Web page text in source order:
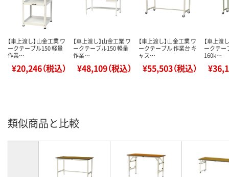
【車上渡し】山金工業 ワ
ークテーブル150 軽量
作業…
¥20,246（税込）
【車上渡し】山金工業 ワ
ークテーブル150 軽量
作業…
¥48,109（税込）
【車上渡し】山金工業 ワ
ークテーブル 作業台 キ
ャス…
¥55,503（税込）
【車上渡
ークテー
160k…
類似商品と比較